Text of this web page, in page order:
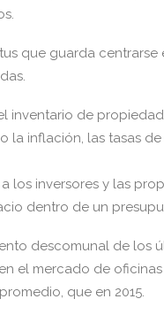
que guarda
inventario de
la inflación, las tasas
los inversores y las
dentro de un
descomunal de los
el mercado de
que en 2015.